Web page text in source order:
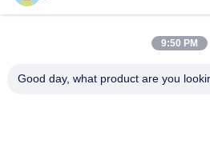
9:50 PM
Good day, what product are you